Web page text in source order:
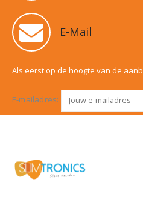
E-Mail
Als eerst op de hoogte van de
E-mailadres: